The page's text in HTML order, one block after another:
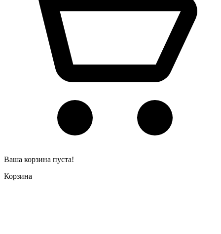
Ваша корзина пуста!
Корзина